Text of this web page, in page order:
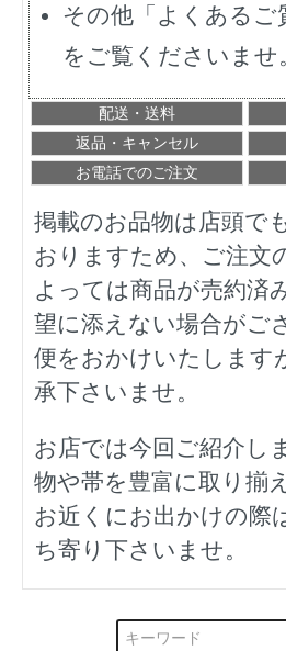
その他「よくあるご
をご覧くださいませ
配送・送料
返品・キャンセル
お電話でのご注文
掲載のお品物は店頭で
おりますため、ご注文
よっては商品が売約済
望に添えない場合がご
便をおかけいたします
承下さいませ。
お店では今回ご紹介し
物や帯を豊富に取り揃
お近くにお出かけの際
ち寄り下さいませ。